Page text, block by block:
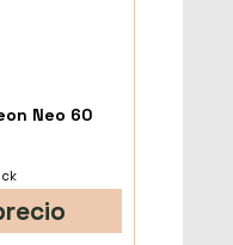
Neo 60